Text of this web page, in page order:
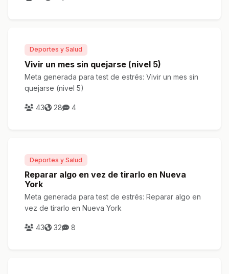
Deportes y Salud
Vivir un mes sin quejarse (nivel 5)
Meta generada para test de estrés: Vivir un mes sin
quejarse (nivel 5)
43 28 4
Deportes y Salud
Reparar algo en vez de tirarlo en Nueva
York
Meta generada para test de estrés: Reparar algo en
vez de tirarlo en Nueva York
43 32 8